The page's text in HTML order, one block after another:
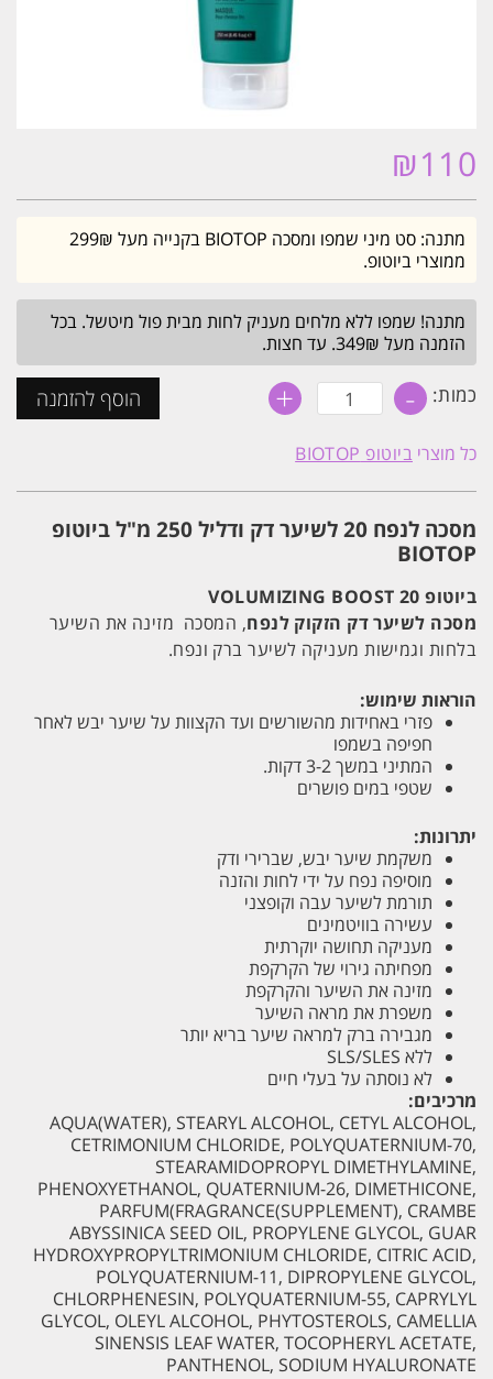
₪110
מתנה: סט מיני שמפו ומסכה BIOTOP בקנייה מעל 299₪
ממוצרי ביוטופ.
מתנה! שמפו ללא מלחים מעניק לחות מבית פול מיטשל. בכל
הזמנה מעל 349₪. עד חצות.
כמות: - כמות
של
לנפח
20
דק
250
+ הוסף להזמנה
כל מוצרי ביוטופ BIOTOP
מסכה לנפח 20 לשיער דק ודליל 250 מ"ל ביוטופ
BIOTOP
ביוטופ VOLUMIZING BOOST 20
מסכה לשיער דק הזקוק לנפח, המסכה מזינה את השיער
בלחות וגמישות מעניקה לשיער ברק ונפח.
הוראות שימוש:
פזרי באחידות מהשורשים ועד הקצוות על שיער יבש לאחר
חפיפה בשמפו
המתיני במשך 3-2 דקות.
שטפי במים פושרים
יתרונות:
משקמת שיער יבש, שברירי ודק
מוסיפה נפח על ידי לחות והזנה
תורמת לשיער עבה וקופצני
עשירה בוויטמינים
מעניקה תחושה יוקרתית
מפחיתה גירוי של הקרקפת
מזינה את השיער והקרקפת
משפרת את מראה השיער
מגבירה ברק למראה שיער בריא יותר
ללא SLS/SLES
לא נוסתה על בעלי חיים
מרכיבים:
AQUA(WATER), STEARYL ALCOHOL, CETYL ALCOHOL,
CETRIMONIUM CHLORIDE, POLYQUATERNIUM-70,
STEARAMIDOPROPYL DIMETHYLAMINE,
PHENOXYETHANOL, QUATERNIUM-26, DIMETHICONE,
PARFUM(FRAGRANCE(SUPPLEMENT), CRAMBE
ABYSSINICA SEED OIL, PROPYLENE GLYCOL, GUAR
HYDROXYPROPYLTRIMONIUM CHLORIDE, CITRIC ACID,
POLYQUATERNIUM-11, DIPROPYLENE GLYCOL,
CHLORPHENESIN, POLYQUATERNIUM-55, CAPRYLYL
GLYCOL, OLEYL ALCOHOL, PHYTOSTEROLS, CAMELLIA
SINENSIS LEAF WATER, TOCOPHERYL ACETATE,
PANTHENOL, SODIUM HYALURONATE